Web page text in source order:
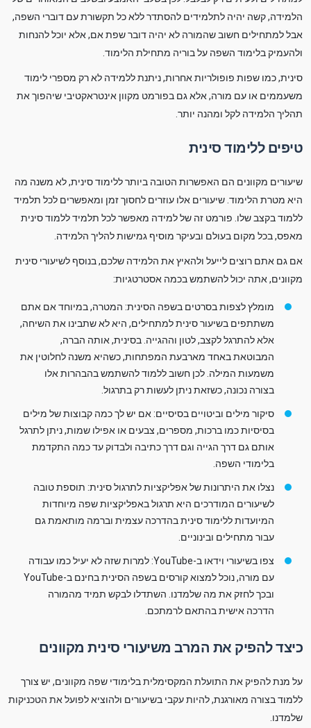
הלמידה, קשה יהיה לתלמידים להסתדר ללא כל תקשורת עם דוברי השפה,
אבל למתחילים חשוב שהמורה לא יהיה דובר שפת אם, אלא יוכל להנחות
ולהעמיק בלימוד השפה על בוריה מתחילת הלימוד.
סינית, כמו שפות פופולריות אחרות, ניתנת ללמידה לא רק מספרי לימוד
משעממים או עם מורה, אלא גם בפורמט מקוון אינטראקטיבי שיהפוך את
תהליך הלמידה לקל ומהנה יותר.
טיפים ללימוד סינית
שיעורים מקוונים הם האפשרות הטובה ביותר ללימוד סינית, לא משנה מה
היא מטרת הלימוד. שיעורים אלו עוזרים לחסוך זמן ומאפשרים לכל תלמיד
ללמוד בקצב שלו. פורמט זה של למידה מאפשר לכל תלמיד ללמוד סינית
מאפס, בכל מקום בעולם ובעיקר מוסיף גמישות להליך הלמידה.
אם גם אתם רוצים לייעל ולהאיץ את הלמידה שלכם, בנוסף לשיעורי סינית
מקוונים, אתה יכול להשתמש בכמה אסטרטגיות:
מומלץ לצפות בסרטים בשפה הסינית: המטרה, במיוחד אם אתם
משתתפים בשיעור סינית למתחילים, היא לא שתבינו את השיחה,
אלא להתרגל לקצב, לטון וההגייה. בסינית, אותה הברה,
המבוטאת באחד מארבעת המפתחות, כשהיא משנה לחלוטין את
משמעות המילה. לכן חשוב ללמוד להשתמש בהבהרות אלו
בצורה נכונה, כשזאת ניתן לעשות רק בתרגול.
סיקור מילים וביטויים בסיסיים: אם יש לך כמה קבוצות של מילים
בסיסיות כמו ברכות, מספרים, צבעים או אפילו שמות, ניתן לתרגל
אותם גם דרך הגייה וגם דרך כתיבה ולבדוק עד כמה התקדמת
בלימודי השפה.
נצלו את היתרונות של אפליקציות לתרגול סינית: תוספת טובה
לשיעורים המודרכים היא תרגול באפליקציות שפה מיוחדות
המיועדות ללימוד סינית בהדרכה עצמית וברמה מותאמת גם
עבור מתחילים ובינוניים.
צפו בשיעורי וידאו ב-YouTube: למרות שזה לא יעיל כמו עבודה
עם מורה, נוכל למצוא קורסים בשפה הסינית בחינם ב-YouTube
ובכך לחזק את מה שלמדנו. השתדלו לבקש תמיד מהמורה
הדרכה אישית בהתאם לרמתכם.
כיצד להפיק את המרב משיעורי סינית מקוונים
על מנת להפיק את התועלת המקסימלית בלימודי שפה מקוונים, יש צורך
ללמוד בצורה מאורגנת, להיות עקבי בשיעורים ולהוציא לפועל את הטכניקות
שלמדנו.